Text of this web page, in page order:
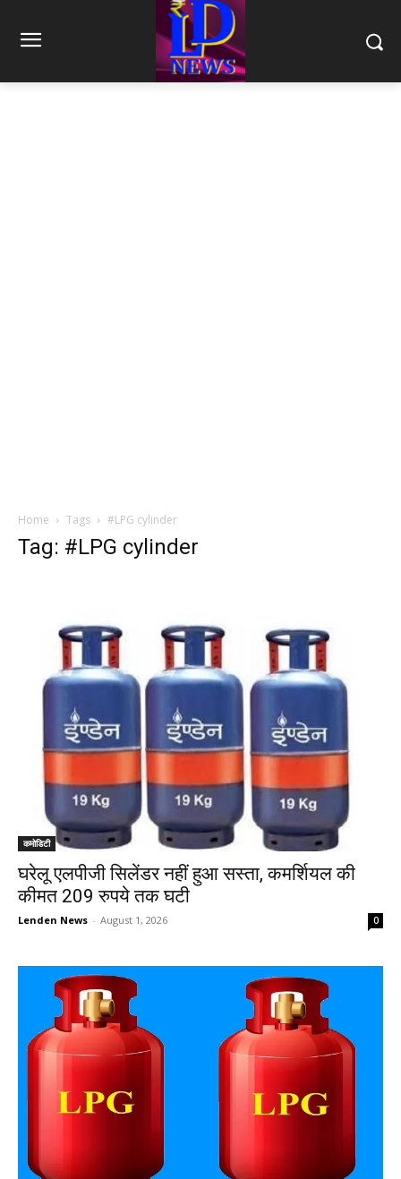
Home Tags #LPG cylinder
Tag: #LPG cylinder
कमोडिटी
घरेलू एलपीजी सिलेंडर नहीं हुआ सस्ता, कमर्शियल की
कीमत 209 रुपये तक घटी
Lenden News - August 1, 2026 0